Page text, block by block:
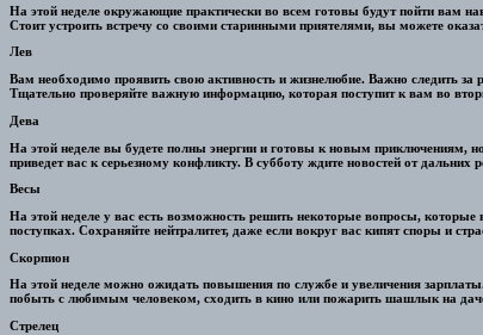
На этой неделе окружающие практически во всем готовы будут пойти вам
Стоит устроить встречу со своими старинными приятелями, вы можете
Лев
Вам необходимо проявить свою активность и жизнелюбие. Важно следить
Тщательно проверяйте важную информацию, которая поступит к вам во
Дева
На этой неделе вы будете полны энергии и готовы к новым приключениям,
приведет вас к серьезному конфликту. В субботу ждите новостей от
Весы
На этой неделе у вас есть возможность решить некоторые вопросы,
поступках. Сохраняйте нейтралитет, даже если вокруг вас кипят споры и
Скорпион
На этой неделе можно ожидать повышения по службе и увеличения
побыть с любимым человеком, сходить в кино или пожарить шашлык на
Стрелец